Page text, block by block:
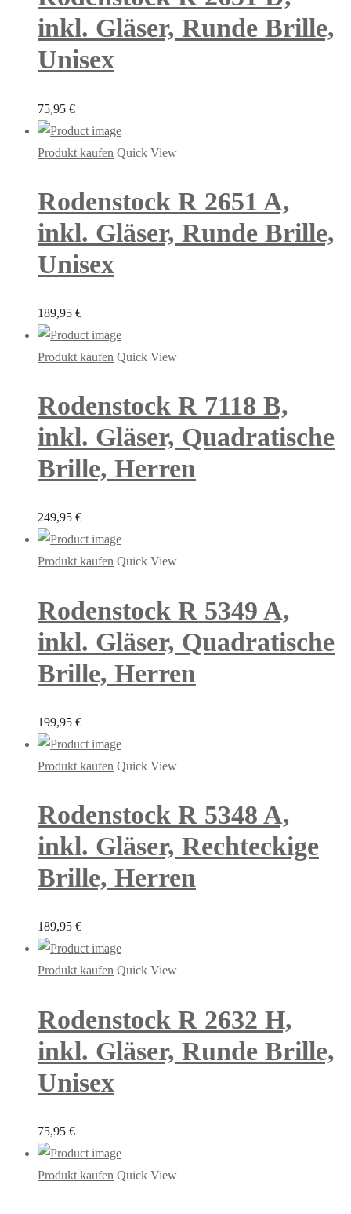
inkl. Gläser, Runde Brille,
Unisex
75,95 €
Produkt kaufen Quick View
Rodenstock R 2651 A,
inkl. Gläser, Runde Brille,
Unisex
189,95 €
Produkt kaufen Quick View
Rodenstock R 7118 B,
inkl. Gläser, Quadratische
Brille, Herren
249,95 €
Produkt kaufen Quick View
Rodenstock R 5349 A,
inkl. Gläser, Quadratische
Brille, Herren
199,95 €
Produkt kaufen Quick View
Rodenstock R 5348 A,
inkl. Gläser, Rechteckige
Brille, Herren
189,95 €
Produkt kaufen Quick View
Rodenstock R 2632 H,
inkl. Gläser, Runde Brille,
Unisex
75,95 €
Produkt kaufen Quick View